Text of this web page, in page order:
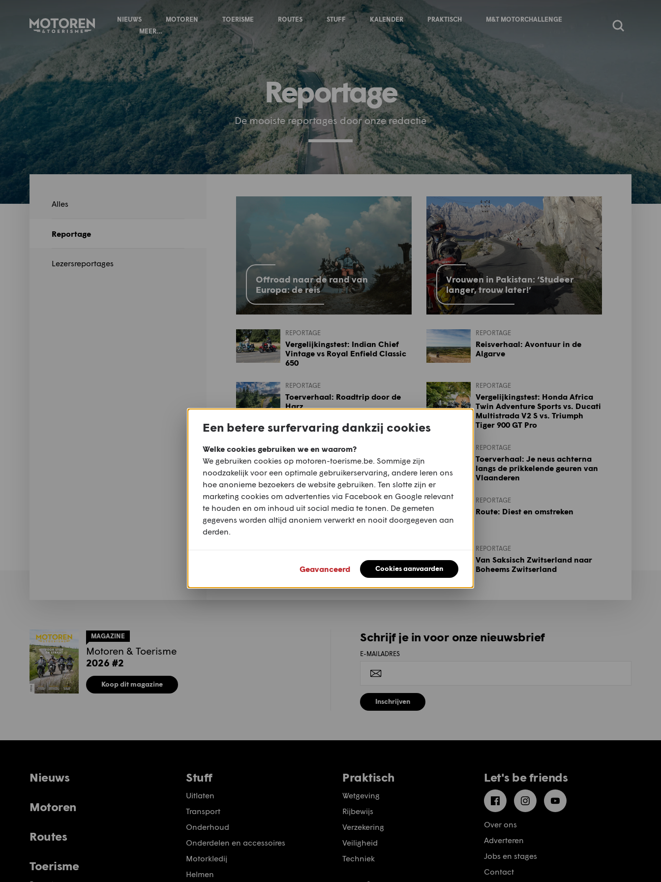
Homepage
NIEUWS MOTOREN TOERISME ROUTES STUFF KALENDER PRAKTISCH
M&T MOTORCHALLENGE
MEER...
Zoeken
Reportage
De mooiste reportages door onze redactie
Alles
Reportage
Lezersreportages
Offroad naar de rand van
Europa: de reis
Vrouwen in Pakistan: ‘Studeer
langer, trouw later!’
REPORTAGE
Vergelijkingstest: Indian Chief
Vintage vs Royal Enfield Classic
650
REPORTAGE
Reisverhaal: Avontuur in de
Algarve
REPORTAGE
Toerverhaal: Roadtrip door de
Harz
REPORTAGE
Vergelijkingstest: Honda Africa
Twin Adventure Sports vs. Ducati
Multistrada V2 S vs. Triumph
Tiger 900 GT Pro
REPORTAGE
Op stap met Motomentals -
Retr’Opale 2026
REPORTAGE
Toerverhaal: Je neus achterna
langs de prikkelende geuren van
Vlaanderen
REPORTAGE
Reisverhaal: Centraal-Azië - deel
1
REPORTAGE
Route: Diest en omstreken
Rijden met een duo: tips & tricks
REPORTAGE
Van Saksisch Zwitserland naar
Boheems Zwitserland
MAGAZINE
Motoren & Toerisme
2026 #2
Koop dit magazine
Schrijf je in voor onze nieuwsbrief
E-MAILADRES
Inschrijven
Nieuws
Motoren
Routes
Toerisme
Stuff
Uitlaten
Transport
Onderhoud
Onderdelen en accessoires
Motorkledij
Helmen
Praktisch
Wetgeving
Rijbewijs
Verzekering
Veiligheid
Techniek
Let's be friends
FacebookInstagramYouTube
Over ons
Adverteren
Jobs en stages
Contact
Een betere surfervaring dankzij cookies
Welke cookies gebruiken we en waarom?
We gebruiken cookies op motoren-toerisme.be. Sommige zijn
noodzakelijk voor een optimale gebruikerservaring, andere leren ons
hoe anonieme bezoekers de website gebruiken. Ten slotte zijn er
marketing cookies om advertenties via Facebook en Google relevant
te houden en om inhoud uit social media te tonen. De gemeten
gegevens worden altijd anoniem verwerkt en nooit doorgegeven aan
derden.
Geavanceerd Cookies aanvaarden